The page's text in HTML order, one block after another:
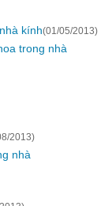
kính(01/05/2013)
trong nhà
2013)
nhà